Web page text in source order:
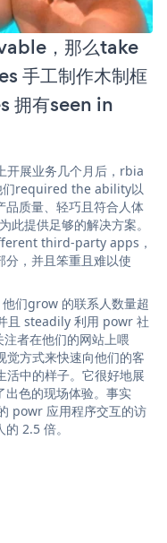
，那么take
手工制作木制框
拥有seen in
开展业务几个月后，rbia
们required the ability以
品质量、轻巧且符合人体
提供足够的解决方案。
third-party apps，
分，并且笨重且难以使
们grow 的联系人数量超
且 steadily 利用 powr 社
者在他们的网站上喂
方式来快速向他们的客
中的样子。它很好地展
出色的现场体验。事实
powr 应用程序交互的访
2.5 倍。